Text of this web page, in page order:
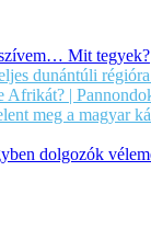
Mit tegyek?
dunántúli
|
meg a magyar
dolgozók